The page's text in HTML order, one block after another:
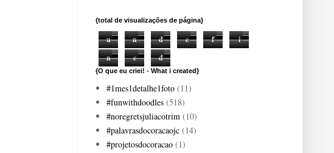
{total de visualizações de página}
u n d e f
i
n
e d
{O que eu criei! - What i created}
#1mes1detalhe1foto (11)
#funwithdoodles (518)
#noregretsjuliacotrim (10)
#palavrasdocoracaojc (14)
#projetosdocoracao (1)